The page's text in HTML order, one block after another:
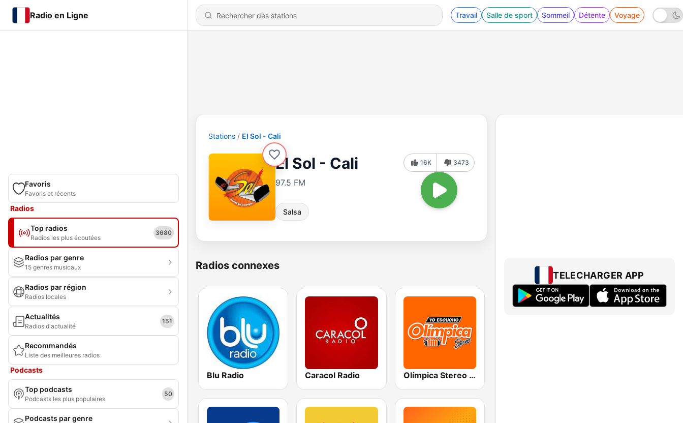
Radio en Ligne Travail Salle de sport Sommeil Détente Voyage
Favoris
Favoris et récents
Radios
Top radios
Radios les plus écoutées
3680
Radios par genre
15 genres musicaux
Radios par région
Radios locales
Actualités
Radios d'actualité
151
Recommandés
Liste des meilleures radios
Podcasts
Top podcasts
Podcasts les plus populaires
50
Podcasts par genre
Stations El Sol - Cali
El Sol - Cali
97.5 FM
Salsa
16K 3473
Radios connexes
Blu Radio Caracol Radio Olímpica Stereo Cali 104.5 FM
TELECHARGER APP